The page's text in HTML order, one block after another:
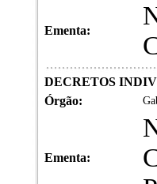
Ementa:
DECRETOS
Órgão:
Ementa: